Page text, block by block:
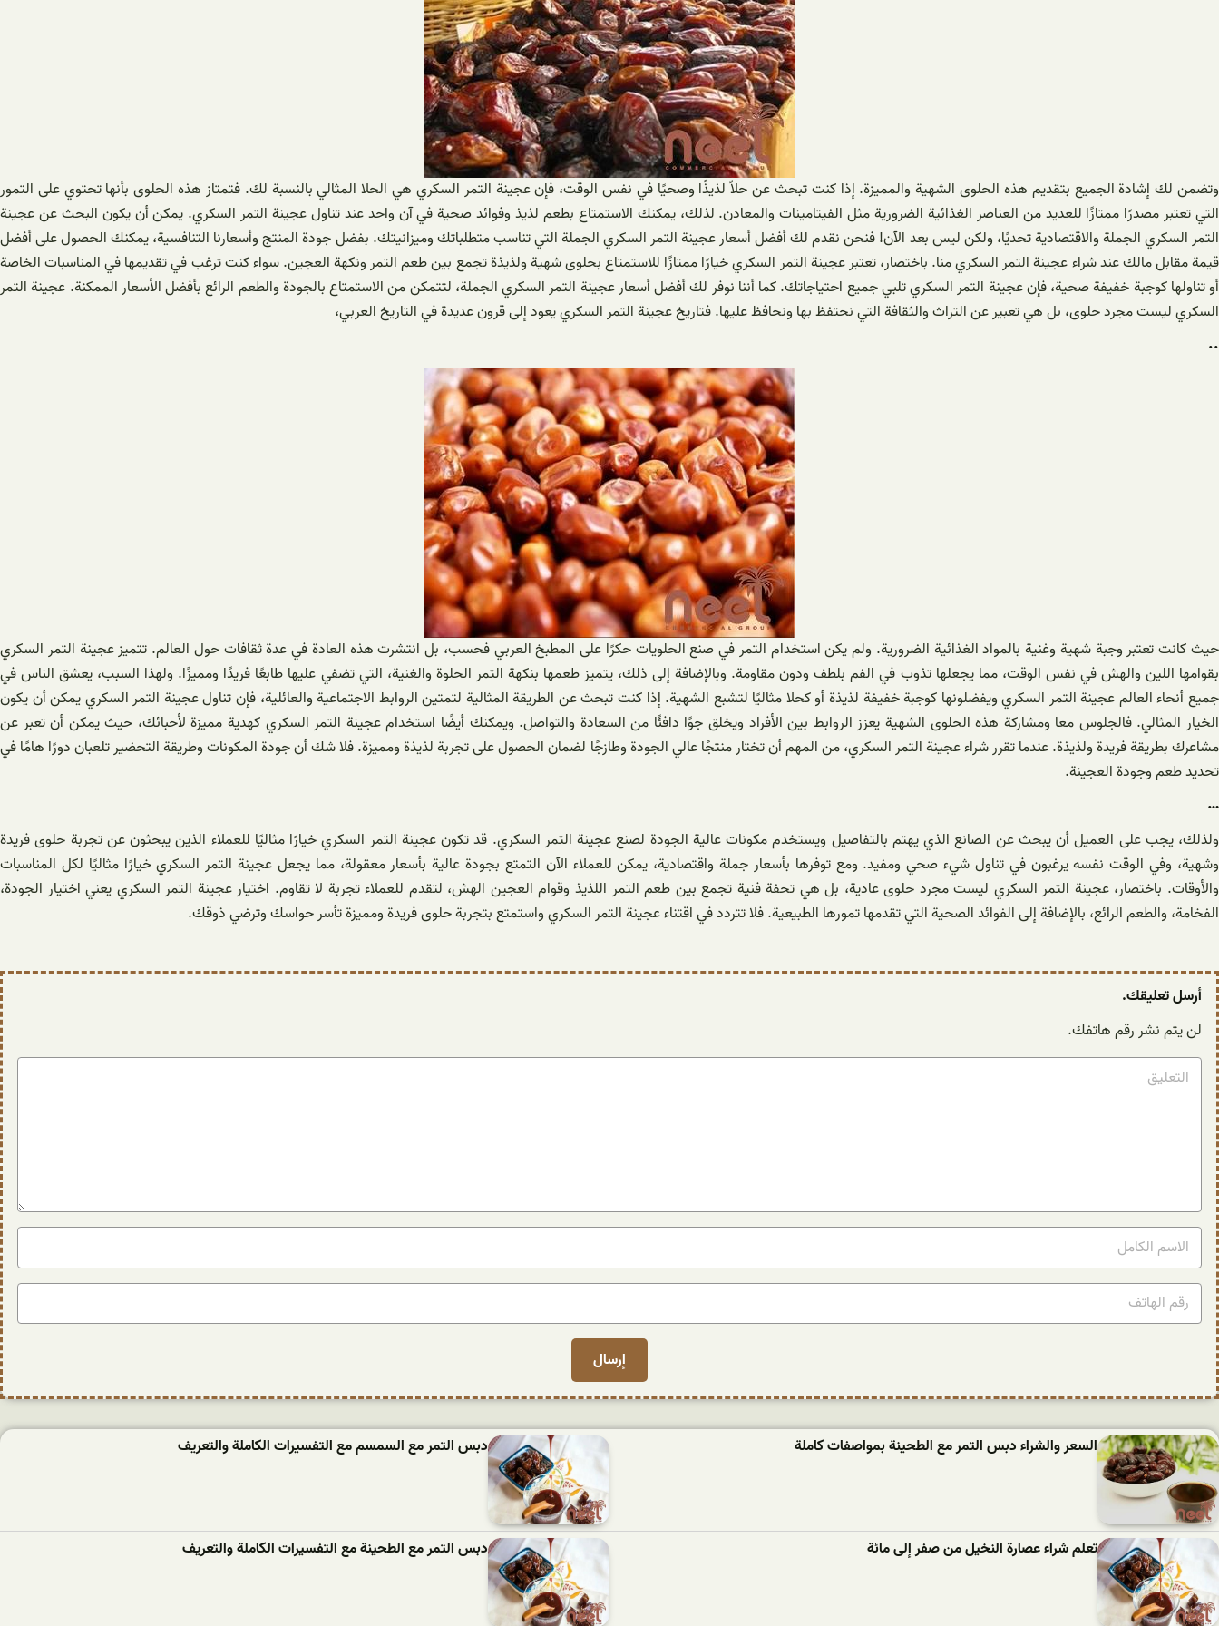
وتضمن لك إشادة الجميع بتقديم هذه الحلوى الشهية والمميزة. إذا كنت تبحث عن حلاً لذيذًا وصحيًا في نفس الوقت، فإن عجينة التمر السكري هي الحلا المثالي بالنسبة لك. فتمتاز هذه الحلوى بأنها تحتوي على التمور
التي تعتبر مصدرًا ممتازًا للعديد من العناصر الغذائية الضرورية مثل الفيتامينات والمعادن. لذلك، يمكنك الاستمتاع بطعم لذيذ وفوائد صحية في آن واحد عند تناول عجينة التمر السكري. يمكن أن يكون البحث عن عجينة
التمر السكري الجملة والاقتصادية تحديًا، ولكن ليس بعد الآن! فنحن نقدم لك أفضل أسعار عجينة التمر السكري الجملة التي تناسب متطلباتك وميزانيتك. بفضل جودة المنتج وأسعارنا التنافسية، يمكنك الحصول على أفضل
قيمة مقابل مالك عند شراء عجينة التمر السكري منا. باختصار، تعتبر عجينة التمر السكري خيارًا ممتازًا للاستمتاع بحلوى شهية ولذيذة تجمع بين طعم التمر ونكهة العجين. سواء كنت ترغب في تقديمها في المناسبات الخاصة
أو تناولها كوجبة خفيفة صحية، فإن عجينة التمر السكري تلبي جميع احتياجاتك. كما أننا نوفر لك أفضل أسعار عجينة التمر السكري الجملة، لتتمكن من الاستمتاع بالجودة والطعم الرائع بأفضل الأسعار الممكنة. عجينة التمر
السكري ليست مجرد حلوى، بل هي تعبير عن التراث والثقافة التي نحتفظ بها ونحافظ عليها. فتاريخ عجينة التمر السكري يعود إلى قرون عديدة في التاريخ العربي،
..
حيث كانت تعتبر وجبة شهية وغنية بالمواد الغذائية الضرورية. ولم يكن استخدام التمر في صنع الحلويات حكرًا على المطبخ العربي فحسب، بل انتشرت هذه العادة في عدة ثقافات حول العالم. تتميز عجينة التمر السكري
بقوامها اللين والهش في نفس الوقت، مما يجعلها تذوب في الفم بلطف ودون مقاومة. وبالإضافة إلى ذلك، يتميز طعمها بنكهة التمر الحلوة والغنية، التي تضفي عليها طابعًا فريدًا ومميزًا. ولهذا السبب، يعشق الناس في
جميع أنحاء العالم عجينة التمر السكري ويفضلونها كوجبة خفيفة لذيذة أو كحلا مثاليًا لتشبع الشهية. إذا كنت تبحث عن الطريقة المثالية لتمتين الروابط الاجتماعية والعائلية، فإن تناول عجينة التمر السكري يمكن أن يكون
الخيار المثالي. فالجلوس معا ومشاركة هذه الحلوى الشهية يعزز الروابط بين الأفراد ويخلق جوًا دافئًا من السعادة والتواصل. ويمكنك أيضًا استخدام عجينة التمر السكري كهدية مميزة لأحبائك، حيث يمكن أن تعبر عن
مشاعرك بطريقة فريدة ولذيذة. عندما تقرر شراء عجينة التمر السكري، من المهم أن تختار منتجًا عالي الجودة وطازجًا لضمان الحصول على تجربة لذيذة ومميزة. فلا شك أن جودة المكونات وطريقة التحضير تلعبان دورًا هامًا في
تحديد طعم وجودة العجينة.
…
ولذلك، يجب على العميل أن يبحث عن الصانع الذي يهتم بالتفاصيل ويستخدم مكونات عالية الجودة لصنع عجينة التمر السكري. قد تكون عجينة التمر السكري خيارًا مثاليًا للعملاء الذين يبحثون عن تجربة حلوى فريدة
وشهية، وفي الوقت نفسه يرغبون في تناول شيء صحي ومفيد. ومع توفرها بأسعار جملة واقتصادية، يمكن للعملاء الآن التمتع بجودة عالية بأسعار معقولة، مما يجعل عجينة التمر السكري خيارًا مثاليًا لكل المناسبات
والأوقات. باختصار، عجينة التمر السكري ليست مجرد حلوى عادية، بل هي تحفة فنية تجمع بين طعم التمر اللذيذ وقوام العجين الهش، لتقدم للعملاء تجربة لا تقاوم. اختيار عجينة التمر السكري يعني اختيار الجودة،
الفخامة، والطعم الرائع، بالإضافة إلى الفوائد الصحية التي تقدمها تمورها الطبيعية. فلا تتردد في اقتناء عجينة التمر السكري واستمتع بتجربة حلوى فريدة ومميزة تأسر حواسك وترضي ذوقك.
أرسل تعليقك.
لن يتم نشر رقم هاتفك.
السعر والشراء دبس التمر مع الطحينة بمواصفات كاملة دبس التمر مع السمسم مع التفسيرات الكاملة والتعريف
تعلم شراء عصارة النخيل من صفر إلى مائة دبس التمر مع الطحينة مع التفسيرات الكاملة والتعريف